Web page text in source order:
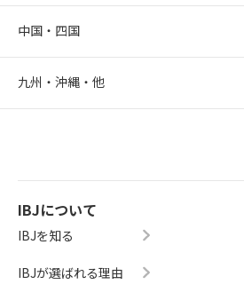
中国・四国
九州・沖縄・他
IBJについて
IBJを知る
IBJが選ばれる理由